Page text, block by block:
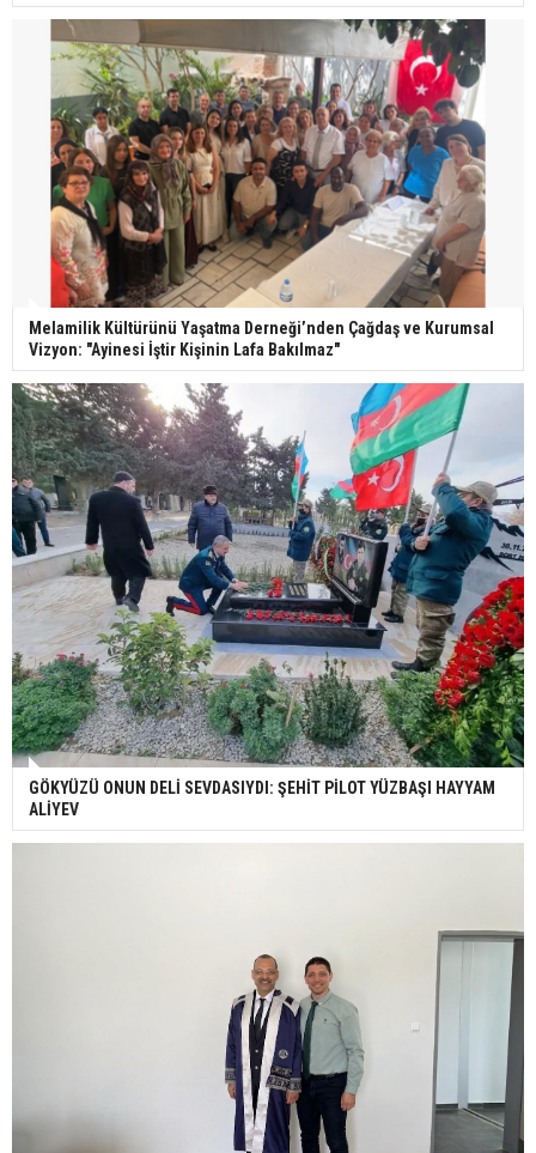
Melamilik Kültürünü Yaşatma Derneği’nden Çağdaş ve Kurumsal
Vizyon: "Ayinesi İştir Kişinin Lafa Bakılmaz"
GÖKYÜZÜ ONUN DELİ SEVDASIYDI: ŞEHİT PİLOT YÜZBAŞI HAYYAM
ALİYEV